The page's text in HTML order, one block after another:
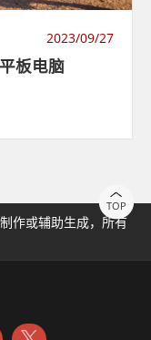
2023/09/27
板电脑
TOP
作或辅助生成，所有